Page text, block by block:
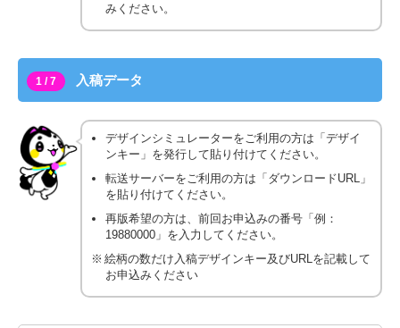
みください。
1 / 7 入稿データ
デザインシミュレーターをご利用の方は「デザイ
ンキー」を発行して貼り付けてください。
転送サーバーをご利用の方は「ダウンロードURL」
を貼り付けてください。
再版希望の方は、前回お申込みの番号「例：
19880000」を入力してください。
絵柄の数だけ入稿デザインキー及びURLを記載して
お申込みください